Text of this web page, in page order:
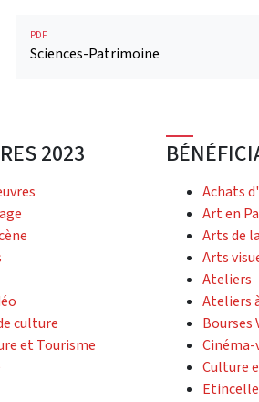
PDF
Sciences-Patrimoine
2023
culture
et Tourisme
Achats
Art en
Arts de
Arts
Ateliers
Ateliers
Bourses
Cinéma-
Culture